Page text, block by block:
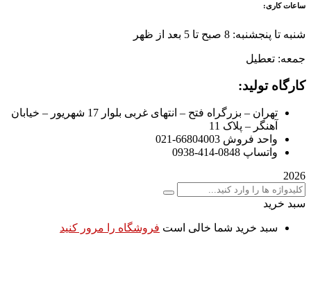
ساعات کاری:
شنبه تا پنجشنبه: 8 صبح تا 5 بعد از ظهر
جمعه: تعطیل
کارگاه تولید:
تهران – بزرگراه فتح – انتهای غربی بلوار 17 شهریور – خیابان
آهنگر – پلاک 11
واحد فروش 66804003-021
واتساپ 0848-414-0938
2026
سبد خرید
سبد خرید شما خالی است فروشگاه را مرور کنید